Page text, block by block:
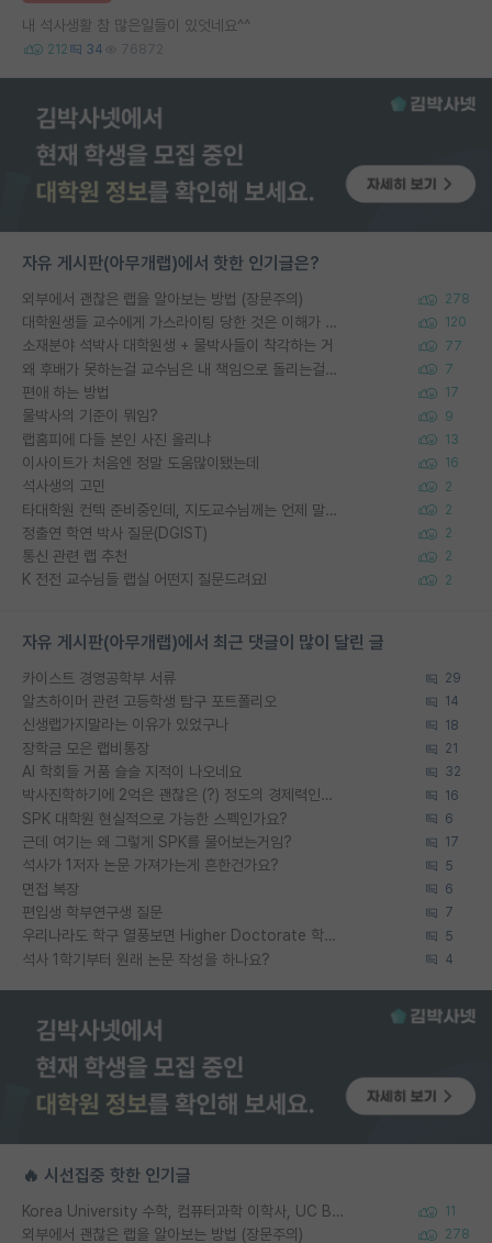
내 석사생활 참 많은일들이 있엇네요^^
212 34 76872
자유 게시판(아무개랩)에서 핫한 인기글은?
외부에서 괜찮은 랩을 알아보는 방법 (장문주의) 278
대학원생들 교수에게 가스라이팅 당한 것은 이해가 갑니다. 안타깝네요. 120
소재분야 석박사 대학원생 + 물박사들이 착각하는 거 77
왜 후배가 못하는걸 교수님은 내 책임으로 돌리는걸까요? 7
편애 하는 방법 17
물박사의 기준이 뭐임? 9
랩홈피에 다들 본인 사진 올리냐 13
이사이트가 처음엔 정말 도움많이됐는데 16
석사생의 고민 2
타대학원 컨텍 준비중인데, 지도교수님께는 언제 말씀드려야 할까요? 2
정출연 학연 박사 질문(DGIST) 2
통신 관련 랩 추천 2
K 전전 교수님들 랩실 어떤지 질문드려요! 2
자유 게시판(아무개랩)에서 최근 댓글이 많이 달린 글
카이스트 경영공학부 서류 29
알츠하이머 관련 고등학생 탐구 포트폴리오 14
신생랩가지말라는 이유가 있었구나 18
장학금 모은 랩비통장 21
AI 학회들 거품 슬슬 지적이 나오네요 32
박사진학하기에 2억은 괜찮은 (?) 정도의 경제력인가요 16
SPK 대학원 현실적으로 가능한 스펙인가요? 6
근데 여기는 왜 그렇게 SPK를 물어보는거임? 17
석사가 1저자 논문 가져가는게 흔한건가요? 5
면접 복장 6
편입생 학부연구생 질문 7
우리나라도 학구 열풍보면 Higher Doctorate 학위가 필요하다고 봅니다. 5
석사 1학기부터 원래 논문 작성을 하나요? 4
🔥 시선집중 핫한 인기글
Korea University 수학, 컴퓨터과학 이학사, UC Berkeley 산업공학 대학원 공학박사가 되는 것은 쉽지 않겠죠? 11
외부에서 괜찮은 랩을 알아보는 방법 (장문주의) 278